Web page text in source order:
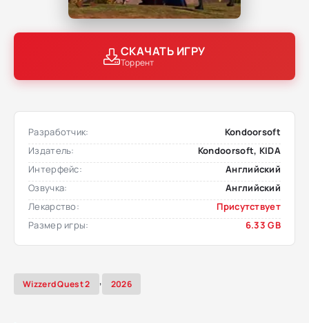
СКАЧАТЬ ИГРУ
Торрент
Разработчик:
Kondoorsoft
Издатель:
Kondoorsoft, KIDA
Интерфейс:
Английский
Озвучка:
Английский
Лекарство:
Присутствует
Размер игры:
6.33 GB
Wizzerd Quest 2 , 2026